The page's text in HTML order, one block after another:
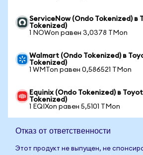
ServiceNow (Ondo Tokenized) в
Tokenized)
1 NOWon равен 3,0378 TMon
Walmart (Ondo Tokenized) в
Tokenized)
1 WMTon равен 0,586521 TMon
Equinix (Ondo Tokenized) в
Tokenized)
1 EQIXon равен 5,5101 TMon
Отказ от ответственности
Этот продукт не выпущен, не